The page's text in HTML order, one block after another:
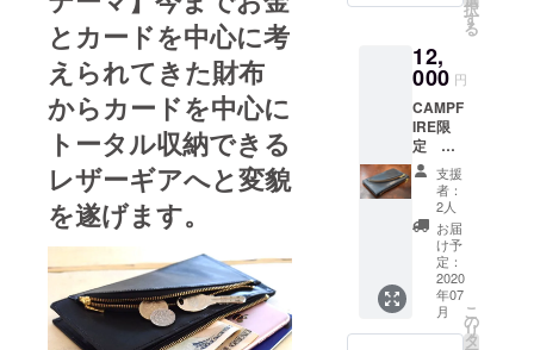
とカードを中心に考
えられてきた財布
からカードを中心に
トータル収納できる
レザーギアへと変貌
を遂げます。
化を楽しみ
テナブルな
視点でプロ
ダクトを
行っていま
す。大量生
産・消費に
とらわれず
天然皮革を
大切に【注
文を頂いて
から仕立て
今プロ
トだけ
の限定
リター
ンで
す。特
別価格
12000
円(税
込・送
料込・
専用箱
入り) ス
ペック
栃木レ
ザー/日
本製 寸
択
す
る
12,
000 円
CAMPF
IRE限
定 ひ
とつに
まとめ
るパー
ス
ダーク
ネイ
ビー
2850円
割引+送
料無し
支援
者：
2人
お届
け予
定：
2020
年07
月
こ
の
リ
タ